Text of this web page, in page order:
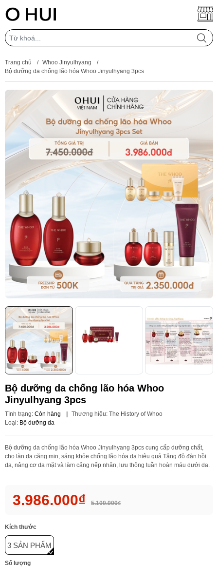
Trang chủ / Whoo Jinyulhyang
/
Bộ dưỡng da chống lão hóa Whoo Jinyulhyang 3pcs
Bộ dưỡng da chống lão hóa Whoo
Jinyulhyang 3pcs
Tình trạng: Còn hàng Thương hiệu: The History of Whoo
Loại: Bộ dưỡng da
Bộ dưỡng da chống lão hóa Whoo Jinyulhyang 3pcs cung cấp dưỡng chất,
cho làn da căng mịn, sáng khỏe chống lão hóa da hiệu quả Tăng độ đàn hồi
da, nâng cơ da mặt và làm căng nếp nhăn, lưu thông tuần hoàn máu dưới da.
3.986.000₫ 5.100.000₫
Kích thước
3 SẢN PHẨM
Số lượng